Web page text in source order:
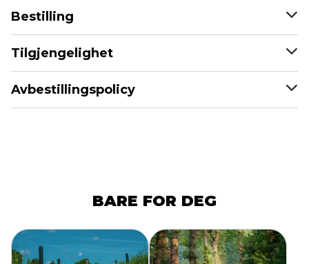
Bestilling
Tilgjengelighet
Avbestillingspolicy
BARE FOR DEG